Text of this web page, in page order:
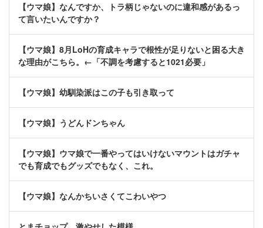
【ウマ娘】なんですか、トラ柄じゃないのに違和感があるっ
て言いたいんですか？
【ウマ娘】8月LoHの育成キャラで根性が足りないと困る大き
な理由がこちら。←「不調を考慮すると1021必要」
【ウマ娘】幼馴染派はこの子も引き取って
【ウマ娘】うどんドンちゃん
【ウマ娘】ウマ娘で一番やってはいけないマウントはガチャ
でも育成でもグッズでもなく、これ。
【ウマ娘】なんかちいさくてこわいやつ